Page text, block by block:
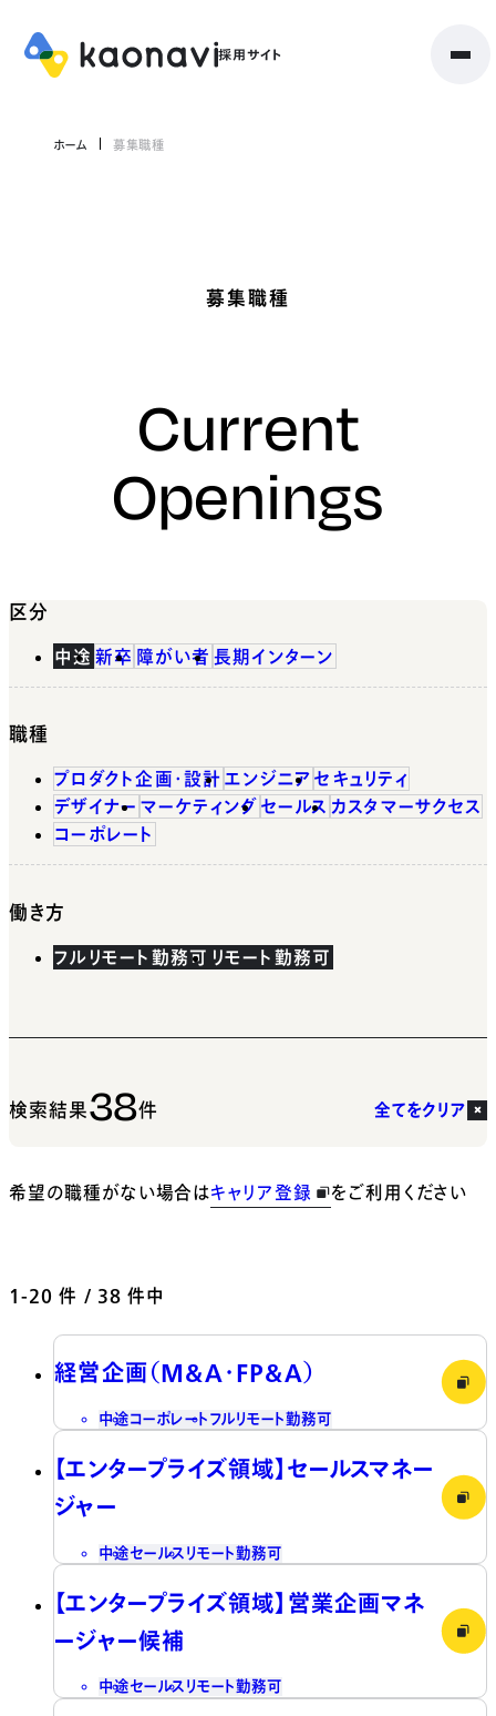
ホーム 募集職種
募集職種
Current
Openings
区分
中途 新卒 障がい者 長期インターン
職種
プロダクト企画・設計 エンジニア セキュリティ
デザイナー マーケティング セールス カスタマーサクセス
コーポレート
働き方
フルリモート勤務可 リモート勤務可
検索結果38件 全てをクリア
希望の職種がない場合はキャリア登録 をご利用ください
1-20 件 / 38 件中
経営企画（M&A・FP&A）
中途コーポレート フルリモート勤務可
【エンタープライズ領域】セールスマネー
ジャー
中途セールス リモート勤務可
【エンタープライズ領域】営業企画マネ
ージャー候補
中途セールス リモート勤務可